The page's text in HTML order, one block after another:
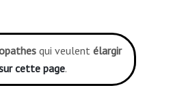
qui veulent élargir
cette page.